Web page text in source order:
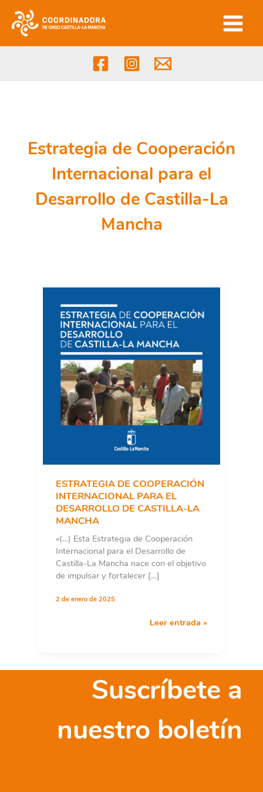
contenido
Estrategia de Cooperación
Internacional para el
Desarrollo de Castilla-La
Mancha
ESTRATEGIA DE COOPERACIÓN
INTERNACIONAL PARA EL
DESARROLLO DE CASTILLA-LA
MANCHA
«(…) Esta Estrategia de Cooperación
Internacional para el Desarrollo de
Castilla-La Mancha nace con el objetivo
de impulsar y fortalecer […]
2 de enero de 2025
ESTRATEGIA
PARA
EL
DESARROLLO
CASTILLA-
LA
Leer entrada »
Suscríbete a
nuestro boletín